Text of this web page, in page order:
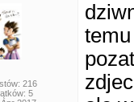
216
5